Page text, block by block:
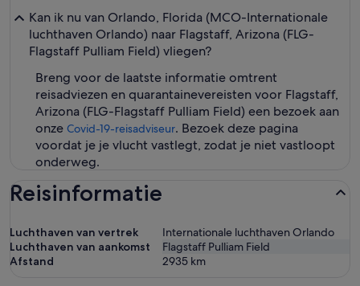
Kan ik nu van Orlando, Florida (MCO-Internationale
luchthaven Orlando) naar Flagstaff, Arizona (FLG-
Flagstaff Pulliam Field) vliegen?
Breng voor de laatste informatie omtrent
reisadviezen en quarantainevereisten voor Flagstaff,
Arizona (FLG-Flagstaff Pulliam Field) een bezoek aan
onze Covid-19-reisadviseur. Bezoek deze pagina
voordat je je vlucht vastlegt, zodat je niet vastloopt
onderweg.
Reisinformatie
Luchthaven van vertrek
Internationale luchthaven Orlando
Luchthaven van aankomst
Flagstaff Pulliam Field
Afstand
2935 km